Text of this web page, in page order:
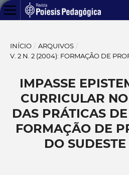
INÍCIO / ARQUIVOS /
V. 2 N. 2 (2004): FORMAÇÃO DE
IMPASSE
CURRICULAR
DAS PRÁTICAS
FORMAÇÃO DE
DO